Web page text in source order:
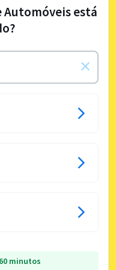
Automóveis está
minutos